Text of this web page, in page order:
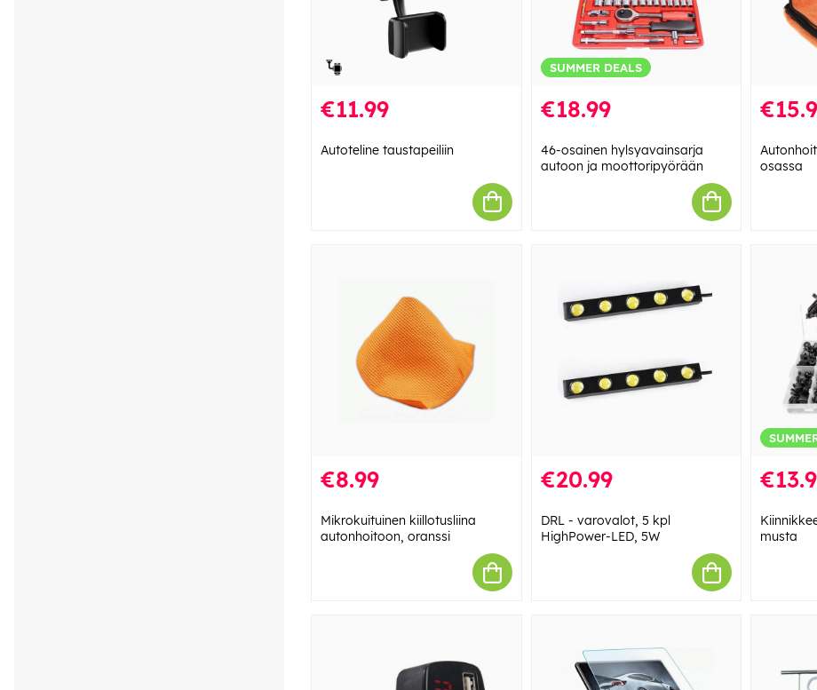
€11.99
Autoteline taustapeiliin
SUMMER DEALS
€18.99
46-osainen hylsyavainsarja
autoon ja moottoripyörään
osassa
€8.99
Mikrokuituinen kiillotusliina
autonhoitoon, oranssi
€20.99
DRL - varovalot, 5 kpl
HighPower-LED, 5W
musta